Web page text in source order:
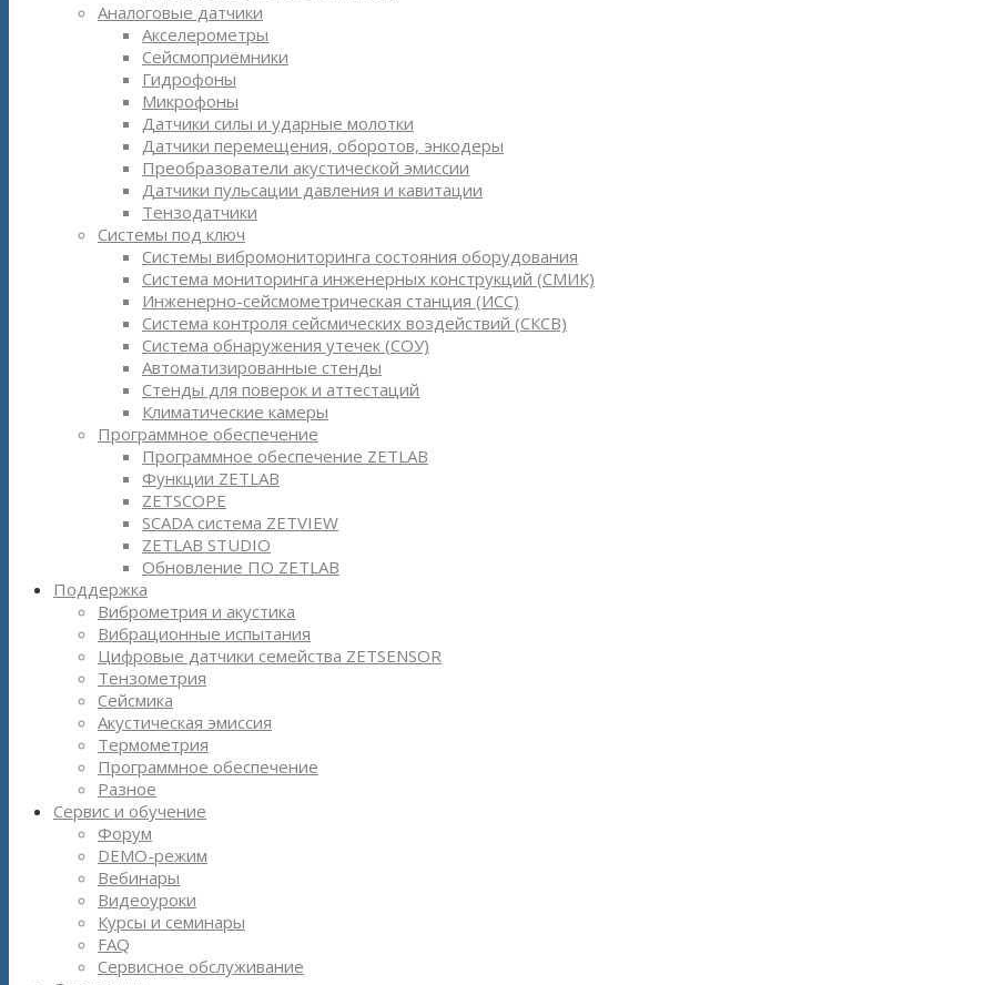
Аналоговые датчики
Акселерометры
Сейсмоприёмники
Гидрофоны
Микрофоны
Датчики силы и ударные молотки
Датчики перемещения, оборотов, энкодеры
Преобразователи акустической эмиссии
Датчики пульсации давления и кавитации
Тензодатчики
Системы под ключ
Системы вибромониторинга состояния оборудования
Система мониторинга инженерных конструкций (СМИК)
Инженерно-сейсмометрическая станция (ИСС)
Система контроля сейсмических воздействий (СКСВ)
Система обнаружения утечек (СОУ)
Автоматизированные стенды
Стенды для поверок и аттестаций
Климатические камеры
Программное обеспечение
Программное обеспечение ZETLAB
Функции ZETLAB
ZETSCOPE
SCADA система ZETVIEW
ZETLAB STUDIO
Обновление ПО ZETLAB
Поддержка
Виброметрия и акустика
Вибрационные испытания
Цифровые датчики семейства ZETSENSOR
Тензометрия
Сейсмика
Акустическая эмиссия
Термометрия
Программное обеспечение
Разное
Сервис и обучение
Форум
DEMO-режим
Вебинары
Видеоуроки
Курсы и семинары
FAQ
Сервисное обслуживание